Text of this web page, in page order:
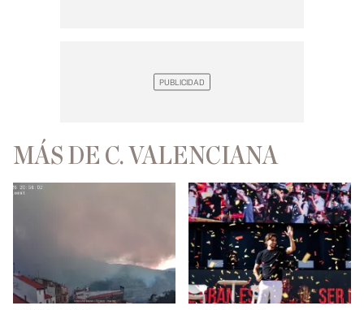
MÁS DE C. VALENCIANA